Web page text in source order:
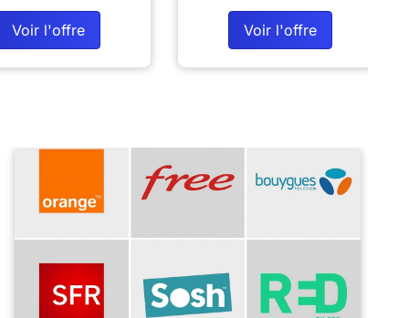
Voir l'offre Voir l'offre